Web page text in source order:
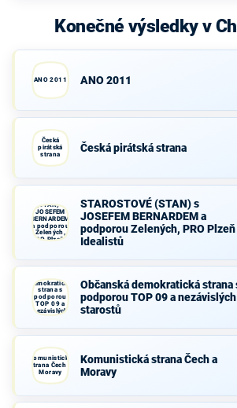
Konečné výsledky v
ANO 2011 ANO 2011
Česká
pirátská
strana
Česká pirátská strana
(STAN) s
JOSEFEM
BERNARDEM
a podporou
Zelených,
PRO Plzeň a
STAROSTOVÉ (STAN) s
JOSEFEM BERNARDEM a
podporou Zelených, PRO Plzeň
Idealistů
demokratická
strana s
podporou
TOP 09 a
nezávislých
starostů
Občanská demokratická strana
podporou TOP 09 a nezávislých
starostů
Komunistická
strana Čech a
Moravy
Komunistická strana Čech a
Moravy